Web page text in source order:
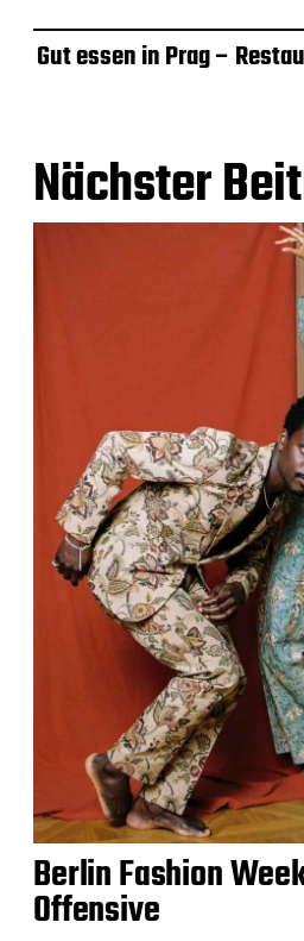
Gut essen in Prag –
Nächster
Berlin Fashion
Offensive